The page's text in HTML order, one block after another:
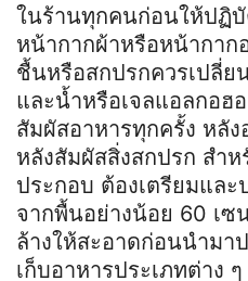
ในร้านทุกคนก่อนให้ปฏิ
หน้ากากผ้าหรือหน้ากาก
ชื้นหรือสกปรกควรเปลี่
และน้ำหรือเจลแอลกอฮ
สัมผัสอาหารทุกครั้ง หลั
หลังสัมผัสสิ่งสกปรก สำ
ประกอบ ต้องเตรียมแล
จากพื้นอย่างน้อย 60 เซ
ล้างให้สะอาดก่อนนำมา
เก็บอาหารประเภทต่าง